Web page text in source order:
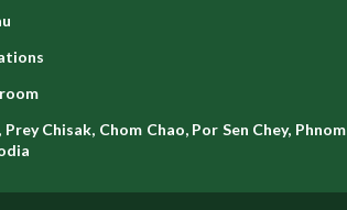
Prey Chisak, Chom Chao, Por Sen Chey, Phnom